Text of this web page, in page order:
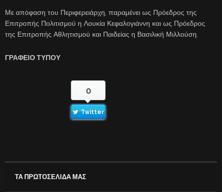
Με απόφαση του Περιφερειάρχη, παραμένει ως Πρόεδρος της
Επιτροπής Πολιτισμού η Λουκία Κεφαλογιάννη και ως Πρόεδρος
της Επιτροπής Αθλητισμού και Παιδείας η Βασιλική Μιλλούση.
ΓΡΑΦΕΙΟ ΤΥΠΟΥ
0
Twitter
ΤΑ ΠΡΩΤΟΣΕΛΙΔΑ ΜΑΣ